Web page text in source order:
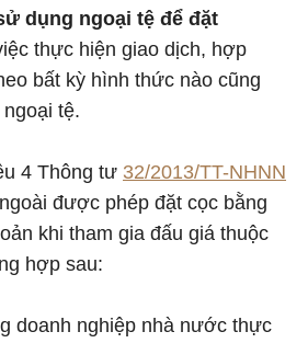
dụng ngoại tệ để đặt
thực hiện giao dịch, hợp
bất kỳ hình thức nào cũng
tệ.
4 Thông tư 32/2013/TT-NHNN
được phép đặt cọc bằng
khi tham gia đấu giá thuộc
hợp sau:
doanh nghiệp nhà nước thực